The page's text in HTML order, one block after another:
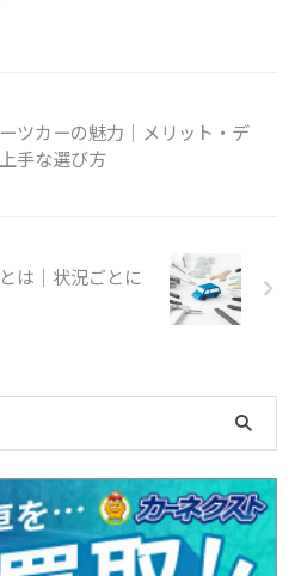
ツカーの魅力｜メリット・デ
手な選び方
は｜状況ごとに